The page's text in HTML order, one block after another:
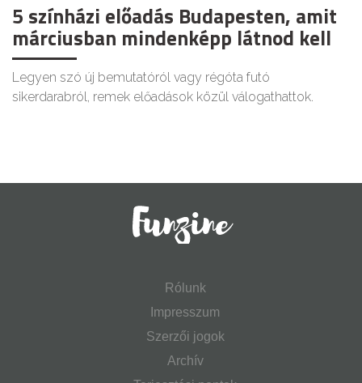
5 színházi előadás Budapesten, amit
márciusban mindenképp látnod kell
Legyen szó új bemutatóról vagy régóta futó
sikerdarabról, remek előadások közül válogathattok.
Rólunk
Impresszum
Szerzői jogok
Archív